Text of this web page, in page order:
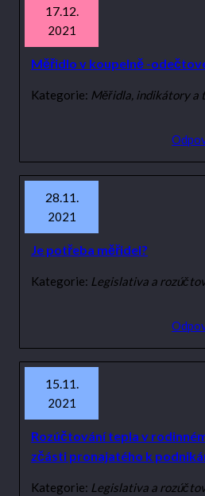
17.12.
2021
Měřidlo v koupelně -
Kategorie: Měřidla, indikátory a
28.11.
2021
Je potřeba měřidel?
Kategorie: Legislativa a
15.11.
2021
Rozúčtování tepla v
zčásti pronajatého k
Kategorie: Legislativa a